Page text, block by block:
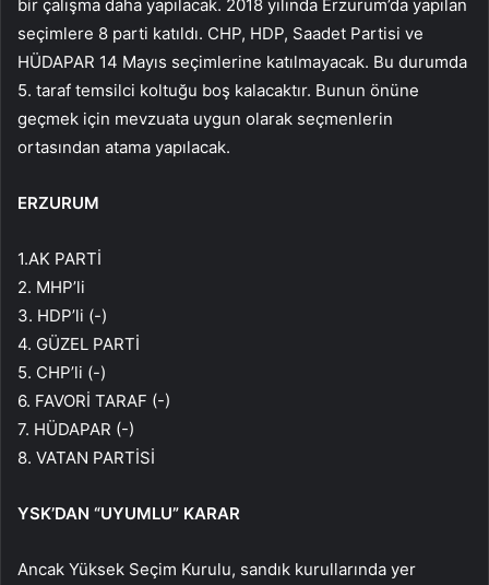
bir çalışma daha yapılacak. 2018 yılında Erzurum’da yapılan
seçimlere 8 parti katıldı. CHP, HDP, Saadet Partisi ve
HÜDAPAR 14 Mayıs seçimlerine katılmayacak. Bu durumda
5. taraf temsilci koltuğu boş kalacaktır. Bunun önüne
geçmek için mevzuata uygun olarak seçmenlerin
ortasından atama yapılacak.
ERZURUM
1.AK PARTİ
2. MHP’li
3. HDP’li (-)
4. GÜZEL PARTİ
5. CHP’li (-)
6. FAVORİ TARAF (-)
7. HÜDAPAR (-)
8. VATAN PARTİSİ
YSK’DAN “UYUMLU” KARAR
Ancak Yüksek Seçim Kurulu, sandık kurullarında yer